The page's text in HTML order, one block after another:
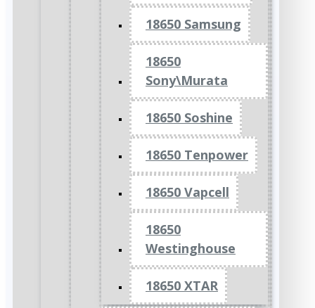
18650 Samsung
18650
Sony\Murata
18650 Soshine
18650 Tenpower
18650 Vapcell
18650
Westinghouse
18650 XTAR